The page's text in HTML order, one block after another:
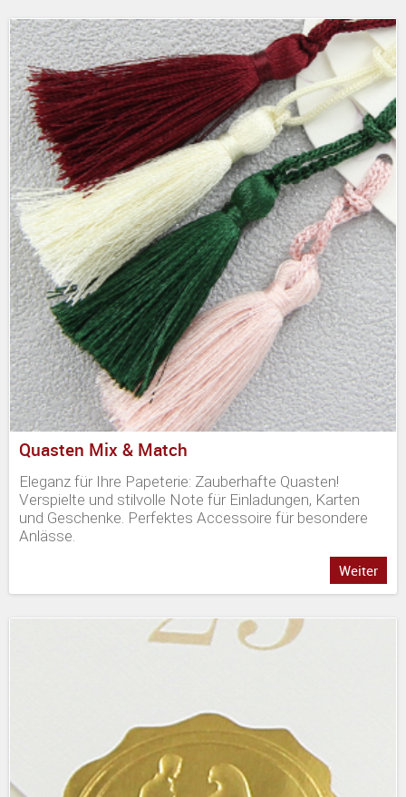
Quasten Mix & Match
Eleganz für Ihre Papeterie: Zauberhafte Quasten!
Verspielte und stilvolle Note für Einladungen, Karten
und Geschenke. Perfektes Accessoire für besondere
Anlässe.
Weiter